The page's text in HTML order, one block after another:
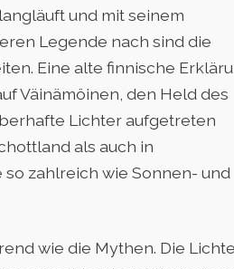
und mit seinem
Legende nach sind die
Eine alte finnische
Väinämöinen, den Held des
Lichter aufgetreten
als auch in
zahlreich wie Sonnen- und
wie die Mythen. Die